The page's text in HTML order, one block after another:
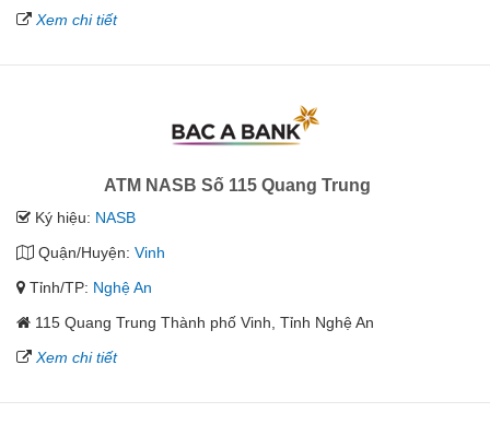
Xem chi tiết
ATM NASB Số 115 Quang Trung
Ký hiệu: NASB
Quận/Huyện: Vinh
Tỉnh/TP: Nghệ An
115 Quang Trung Thành phố Vinh, Tỉnh Nghệ An
Xem chi tiết